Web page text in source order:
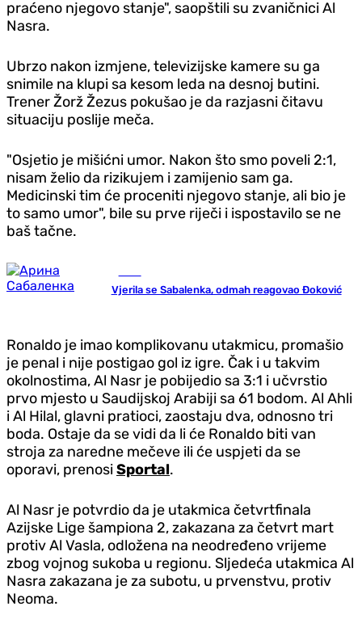
praćeno njegovo stanje", saopštili su zvaničnici Al
Nasra.
Ubrzo nakon izmjene, televizijske kamere su ga
snimile na klupi sa kesom leda na desnoj butini.
Trener Žorž Žezus pokušao je da razjasni čitavu
situaciju poslije meča.
"Osjetio je mišićni umor. Nakon što smo poveli 2:1,
nisam želio da rizikujem i zamijenio sam ga.
Medicinski tim će proceniti njegovo stanje, ali bio je
to samo umor", bile su prve riječi i ispostavilo se ne
baš tačne.
Vjerila se Sabalenka, odmah reagovao Đoković
Ronaldo je imao komplikovanu utakmicu, promašio
je penal i nije postigao gol iz igre. Čak i u takvim
okolnostima, Al Nasr je pobijedio sa 3:1 i učvrstio
prvo mjesto u Saudijskoj Arabiji sa 61 bodom. Al Ahli
i Al Hilal, glavni pratioci, zaostaju dva, odnosno tri
boda. Ostaje da se vidi da li će Ronaldo biti van
stroja za naredne mečeve ili će uspjeti da se
oporavi, prenosiSportal.
Al Nasr je potvrdio da je utakmica četvrtfinala
Azijske Lige šampiona 2, zakazana za četvrt mart
protiv Al Vasla, odložena na neodređeno vrijeme
zbog vojnog sukoba u regionu. Sljedeća utakmica Al
Nasra zakazana je za subotu, u prvenstvu, protiv
Neoma.